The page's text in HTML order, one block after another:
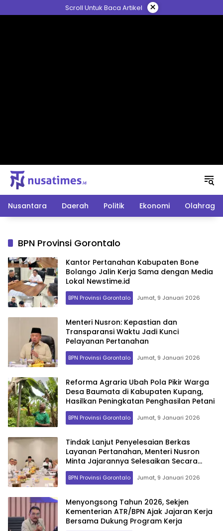
ke
Scroll Untuk Baca Artikel ×
Nusantara Daerah Politik Ekonomi Olahraga
BPN Provinsi Gorontalo
Kantor Pertanahan Kabupaten Bone
Bolango Jalin Kerja Sama dengan Media
Lokal Newstime.id
BPN Provinsi Gorontalo Jumat, 9 Januari 2026
Menteri Nusron: Kepastian dan
Transparansi Waktu Jadi Kunci
Pelayanan Pertanahan
BPN Provinsi Gorontalo Jumat, 9 Januari 2026
Reforma Agraria Ubah Pola Pikir Warga
Desa Baumata di Kabupaten Kupang,
Hasilkan Peningkatan Penghasilan Petani
BPN Provinsi Gorontalo Jumat, 9 Januari 2026
Tindak Lanjut Penyelesaian Berkas
Layanan Pertanahan, Menteri Nusron
Minta Jajarannya Selesaikan Secara
Terukur
BPN Provinsi Gorontalo Jumat, 9 Januari 2026
Menyongsong Tahun 2026, Sekjen
Kementerian ATR/BPN Ajak Jajaran Kerja
Bersama Dukung Program Kerja